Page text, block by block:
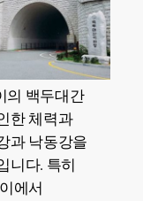
의 백두대간
한 체력과
과 낙동강을
니다. 특히
에서